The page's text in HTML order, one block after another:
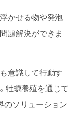
かせる物や発泡
題解決ができま
意識して行動す
牡蠣養殖を通じて
のソリューション